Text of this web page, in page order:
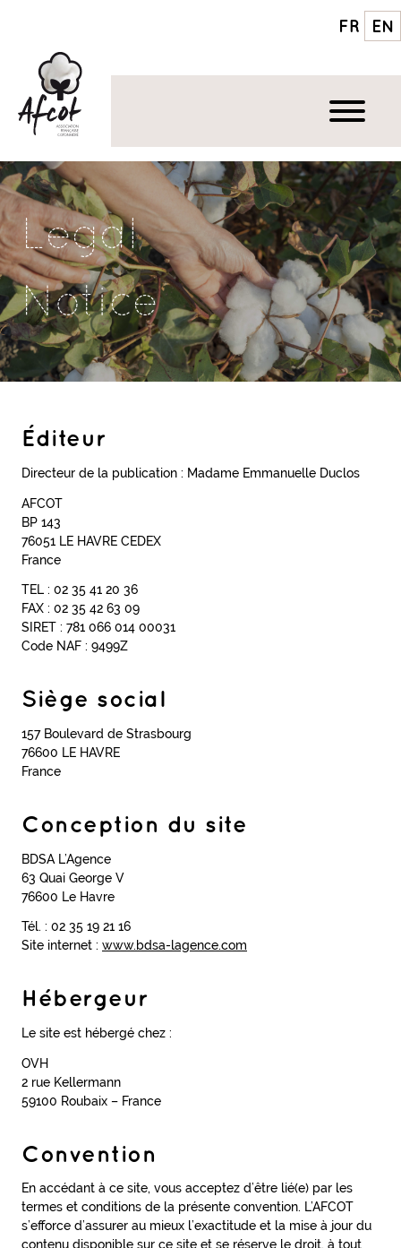
FR EN
Legal
Notice
Éditeur
Directeur de la publication : Madame Emmanuelle Duclos
AFCOT
BP 143
76051 LE HAVRE CEDEX
France
TEL : 02 35 41 20 36
FAX : 02 35 42 63 09
SIRET : 781 066 014 00031
Code NAF : 9499Z
Siège social
157 Boulevard de Strasbourg
76600 LE HAVRE
France
Conception du site
BDSA L’Agence
63 Quai George V
76600 Le Havre
Tél. : 02 35 19 21 16
Site internet : www.bdsa-lagence.com
Hébergeur
Le site est hébergé chez :
OVH
2 rue Kellermann
59100 Roubaix – France
Convention
En accédant à ce site, vous acceptez d’être lié(e) par les
termes et conditions de la présente convention. L’AFCOT
s’efforce d’assurer au mieux l’exactitude et la mise à jour du
contenu disponible sur ce site et se réserve le droit, à tout